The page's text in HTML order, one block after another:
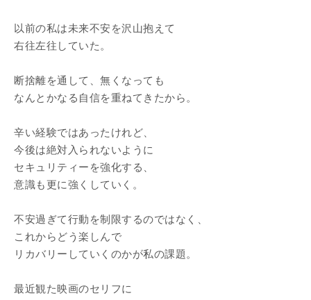
以前の私は未来不安を沢山抱えて
右往左往していた。
断捨離を通して、無くなっても
なんとかなる自信を重ねてきたから。
辛い経験ではあったけれど、
今後は絶対入られないように
セキュリティーを強化する、
意識も更に強くしていく。
不安過ぎて行動を制限するのではなく、
これからどう楽しんで
リカバリーしていくのかが私の課題。
最近観た映画のセリフに